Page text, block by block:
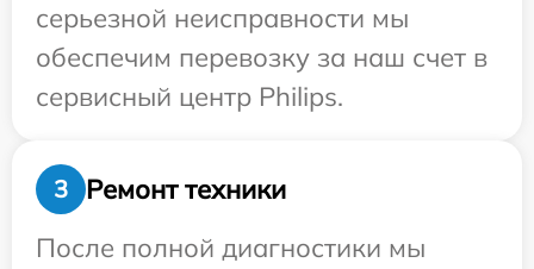
серьезной неисправности мы
обеспечим перевозку за наш счет в
сервисный центр Philips.
3
Ремонт техники
После полной диагностики мы